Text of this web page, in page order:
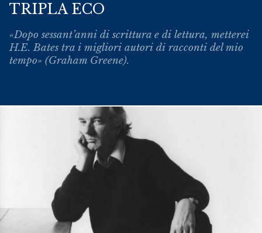
TRIPLA ECO
«Dopo sessant’anni di scrittura e di lettura, metterei
H.E. Bates tra i migliori autori di racconti del mio
tempo» (Graham Greene).